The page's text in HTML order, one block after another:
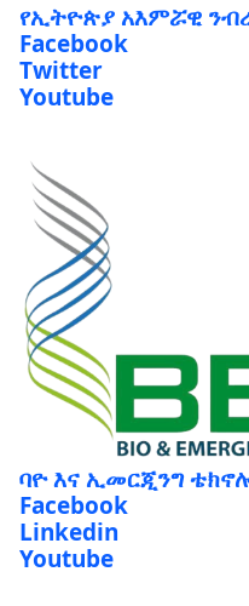
የኢትዮጵያ አእምሯዊ
Facebook
Twitter
Youtube
ባዮ እና ኢመርጂንግ
Facebook
Linkedin
Youtube